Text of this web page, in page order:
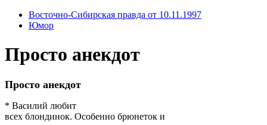
Восточно-Сибирская правда от 10.11.1997
Юмор
Просто анекдот
Просто анекдот
* Василий любит
всех блондинок. Особенно брюнеток и